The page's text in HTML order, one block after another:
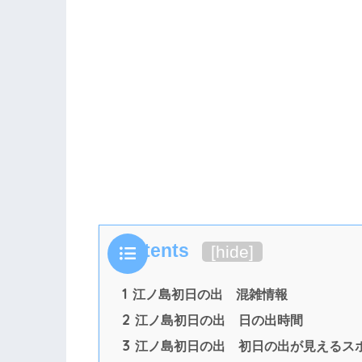
Contents [hide]
1 江ノ島初日の出 混雑情報
2 江ノ島初日の出 日の出時間
3 江ノ島初日の出 初日の出が見えるス